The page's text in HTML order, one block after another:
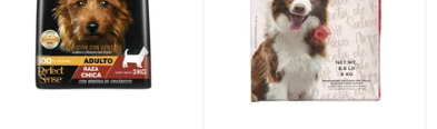
elaborado con harina de carne de cerdo y/o pollo. Es
para mantenerse activo y saludable.
producto.